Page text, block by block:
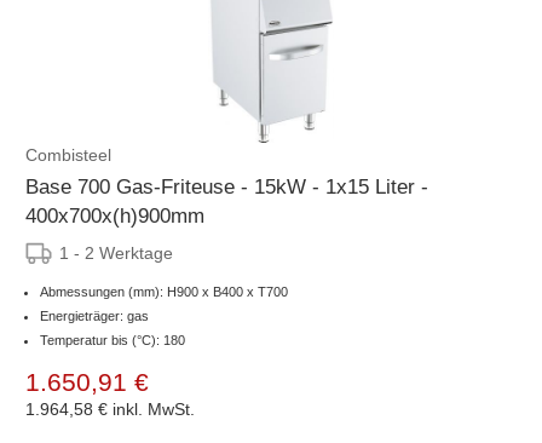
Combisteel
Base 700 Gas-Friteuse - 15kW - 1x15 Liter -
400x700x(h)900mm
1 - 2 Werktage
Abmessungen (mm): H900 x B400 x T700
Energieträger: gas
Temperatur bis (°C): 180
1.650,91 €
1.964,58 € inkl. MwSt.